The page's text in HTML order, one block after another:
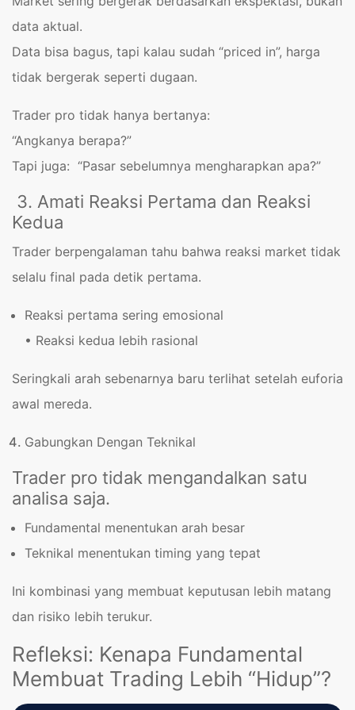
data aktual.
Data bisa bagus, tapi kalau sudah “priced in”, harga
tidak bergerak seperti dugaan.
Trader pro tidak hanya bertanya:
“Angkanya berapa?”
Tapi juga: “Pasar sebelumnya mengharapkan apa?”
3. Amati Reaksi Pertama dan Reaksi
Kedua
Trader berpengalaman tahu bahwa reaksi market tidak
selalu final pada detik pertama.
Reaksi pertama sering emosional
• Reaksi kedua lebih rasional
Seringkali arah sebenarnya baru terlihat setelah euforia
awal mereda.
Gabungkan Dengan Teknikal
Trader pro tidak mengandalkan satu
analisa saja.
Fundamental menentukan arah besar
Teknikal menentukan timing yang tepat
Ini kombinasi yang membuat keputusan lebih matang
dan risiko lebih terukur.
Refleksi: Kenapa Fundamental
Membuat Trading Lebih “Hidup”?